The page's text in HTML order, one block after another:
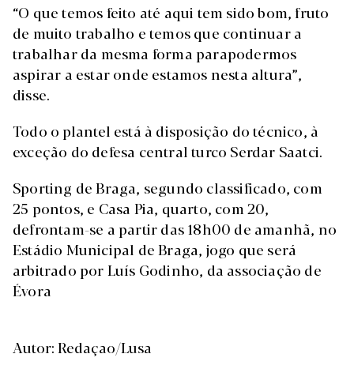
“O que temos feito até aqui tem sido bom, fruto
de muito trabalho e temos que continuar a
trabalhar da mesma forma parapodermos
aspirar a estar onde estamos nesta altura”,
disse.
Todo o plantel está à disposição do técnico, à
exceção do defesa central turco Serdar Saatci.
Sporting de Braga, segundo classificado, com
25 pontos, e Casa Pia, quarto, com 20,
defrontam-se a partir das 18h00 de amanhã, no
Estádio Municipal de Braga, jogo que será
arbitrado por Luís Godinho, da associação de
Évora
Autor: Redaçao/Lusa